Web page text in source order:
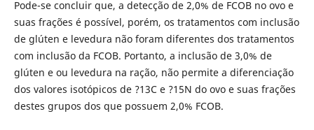
Pode-se concluir que, a detecção de 2,0% de FCOB no ovo e
suas frações é possível, porém, os tratamentos com inclusão
de glúten e levedura não foram diferentes dos tratamentos
com inclusão da FCOB. Portanto, a inclusão de 3,0% de
glúten e ou levedura na ração, não permite a diferenciação
dos valores isotópicos de ?13C e ?15N do ovo e suas frações
destes grupos dos que possuem 2,0% FCOB.